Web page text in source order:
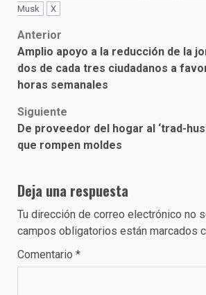
Musk
X
Post
navigation
Anterior
Amplio apoyo a la reducción de la
dos de cada tres ciudadanos a
horas semanales
Siguiente
De proveedor del hogar al ‘trad-
que rompen moldes
Deja una respuesta
Tu dirección de correo electrónico no
campos obligatorios están marcados
Comentario *